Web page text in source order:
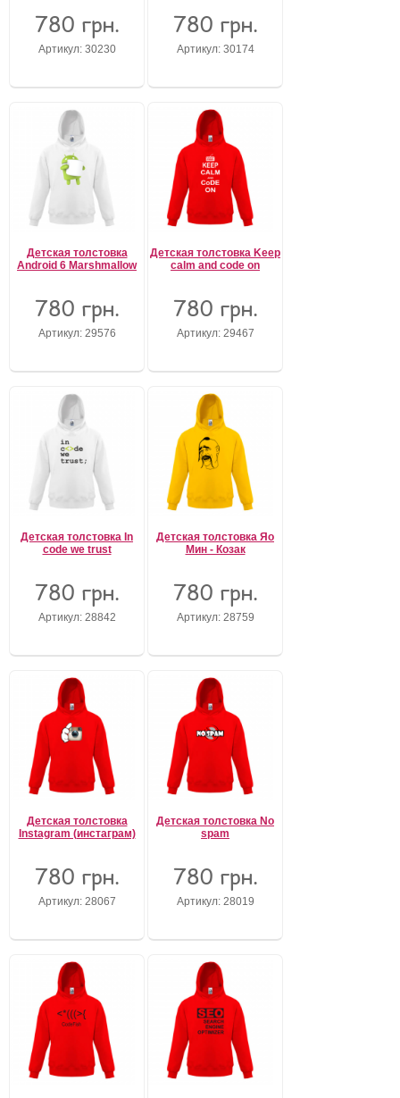
780 грн.
Артикул: 30230
780 грн.
Артикул: 30174
Детская толстовка
Android 6 Marshmallow
780 грн.
Артикул: 29576
Детская толстовка Keep
calm and code on
780 грн.
Артикул: 29467
Детская толстовка In
code we trust
780 грн.
Артикул: 28842
Детская толстовка Яо
Мин - Козак
780 грн.
Артикул: 28759
Детская толстовка
Instagram (инстаграм)
780 грн.
Артикул: 28067
Детская толстовка No
spam
780 грн.
Артикул: 28019